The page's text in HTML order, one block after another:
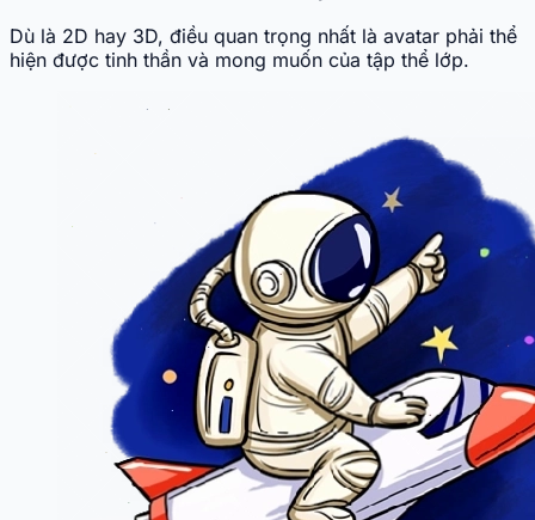
Dù là 2D hay 3D, điều quan trọng nhất là avatar phải thể
hiện được tinh thần và mong muốn của tập thể lớp.